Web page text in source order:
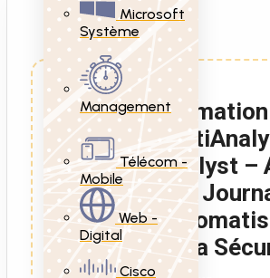
Microsoft
Système
Management
Télécom -
Mobile
Web -
Digital
Cisco
Formation
Analyst –
des
de la